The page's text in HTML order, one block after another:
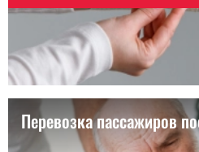
Перевозка пассажиров